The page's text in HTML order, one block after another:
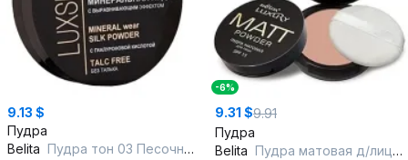
9.13 $
Пудра
Belita Пудра тон 03 Песочно-бежевый LUXSHOW ШЕЛКОВАЯ МИНЕРАЛЬНАЯ д/лица ультр
-6%
9.31 $9.91
Пудра
Belita Пудра матовая д/лица SPF 15 тон 03 песочный бежевый, линия LUXURY, Пол